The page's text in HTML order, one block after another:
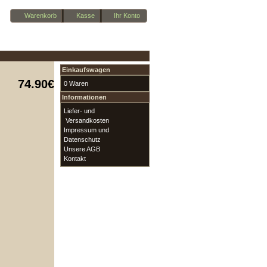
Warenkorb Kasse Ihr Konto
74.90€
Einkaufswagen
0 Waren
Informationen
Liefer- und
Versandkosten
Impressum und
Datenschutz
Unsere AGB
Kontakt